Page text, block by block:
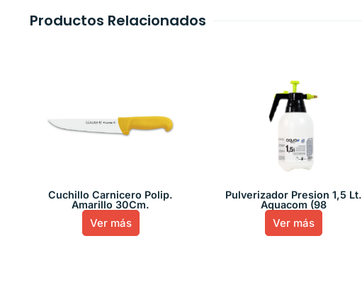
Productos Relacionados
Cuchillo Carnicero Polip.
Amarillo 30Cm.
Ver más
Pulverizador Presion 1,5 Lt.
Aquacom (98
Ver más